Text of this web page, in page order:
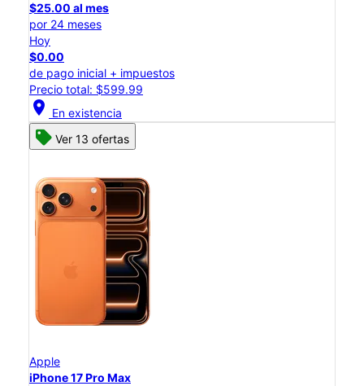
$25.00 al mes
por 24 meses
Hoy
$0.00
de pago inicial + impuestos
Precio total: $599.99
location_on En existencia
Ver 13 ofertas
Apple
iPhone 17 Pro Max